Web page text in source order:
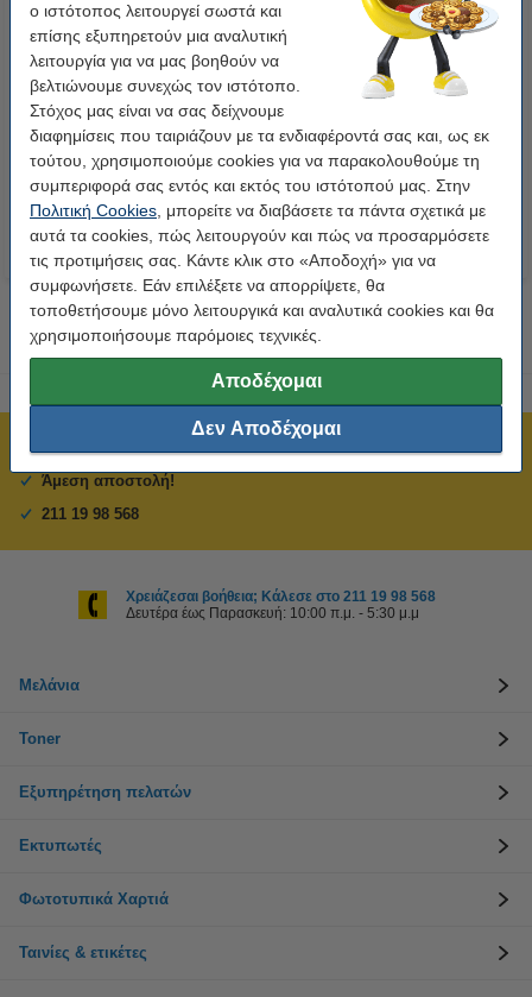
ο ιστότοπος λειτουργεί σωστά και
επίσης εξυπηρετούν μια αναλυτική
λειτουργία για να μας βοηθούν να
βελτιώνουμε συνεχώς τον ιστότοπο.
Στόχος μας είναι να σας δείχνουμε
διαφημίσεις που ταιριάζουν με τα ενδιαφέροντά σας και, ως εκ
τούτου, χρησιμοποιούμε cookies για να παρακολουθούμε τη
συμπεριφορά σας εντός και εκτός του ιστότοπού μας. Στην
Πολιτική Cookies , μπορείτε να διαβάσετε τα πάντα σχετικά με
αυτά τα cookies, πώς λειτουργούν και πώς να προσαρμόσετε
τις προτιμήσεις σας. Κάντε κλικ στο «Αποδοχή» για να
συμφωνήσετε. Εάν επιλέξετε να απορρίψετε, θα
τοποθετήσουμε μόνο λειτουργικά και αναλυτικά cookies και θα
χρησιμοποιήσουμε παρόμοιες τεχνικές.
Αποδέχομαι
Δεν Αποδέχομαι
Δίφυλλα Πλαστικοποίησης
123ink 2 x 80 micron A4 100τμχ
9,95 € Συμπ. 24% ΦΠΑ
Α4 θήκη πλαστικοποίησης 125
Συσκευασία 123ink 100τεμ
14,90 € Συμπ. 24% ΦΠΑ
Άμεση αποστολή!
211 19 98 568
Χρειάζεσαι βοήθεια; Κάλεσε στο 211 19 98 568
Δευτέρα έως Παρασκευή: 10:00 π.μ. - 5:30 μ.μ
Μελάνια
Toner
Εξυπηρέτηση πελατών
Εκτυπωτές
Φωτοτυπικά Χαρτιά
Ταινίες & ετικέτες